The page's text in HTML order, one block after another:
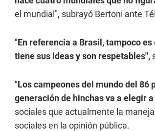
el mundial", subrayó Bertoni ante
"En referencia a Brasil, tampoco
tiene sus ideas y son respetables",
"Los campeones del mundo del
generación de hinchas va a elegir
sociales que actualmente la
sociales en la opinión pública.